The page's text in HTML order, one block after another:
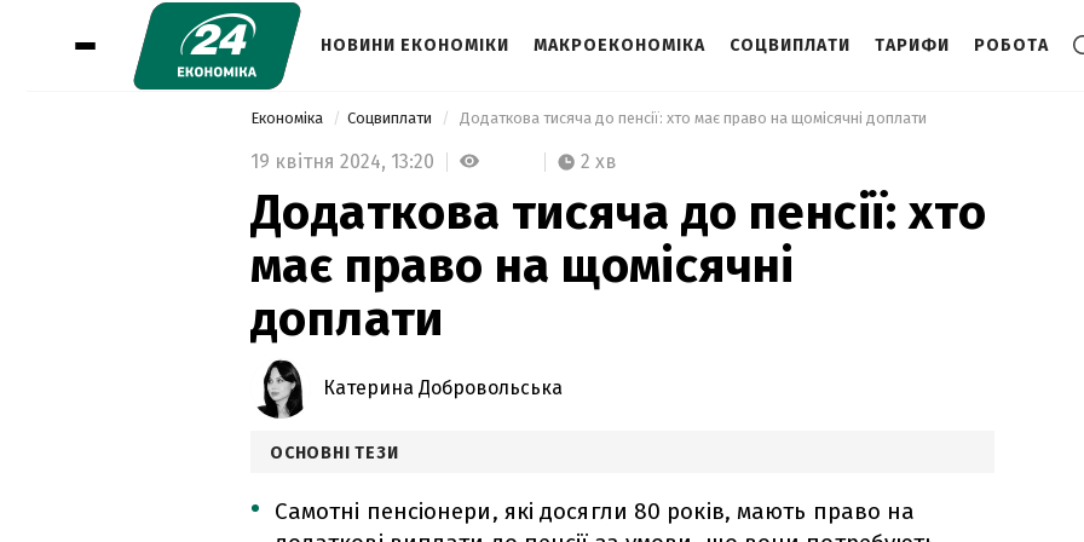
НОВИНИ ЕКОНОМІКИ МАКРОЕКОНОМІКА СОЦВИПЛАТИ ТАРИФИ РОБОТА
Економіка Соцвиплати Додаткова тисяча до пенсії: хто має право на щомісячні доплати
19 квітня 2024, 13:20 2 хв
Додаткова тисяча до пенсії: хто
має право на щомісячні
доплати
Катерина Добровольська
ОСНОВНІ ТЕЗИ
Самотні пенсіонери, які досягли 80 років, мають право на